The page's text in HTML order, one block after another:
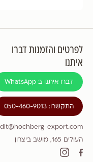
לפרטים והזמנות דברו
איתנו
דברו איתנו ב WhatsApp
התקשרו: 050-460-9013
idit@hochberg-export.com
העולים 165, מושב ביצרון